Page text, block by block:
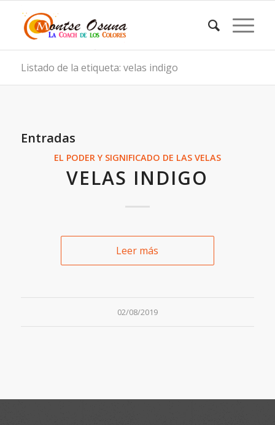
Listado de la etiqueta: velas indigo
Entradas
EL PODER Y SIGNIFICADO DE LAS VELAS
VELAS INDIGO
Leer más
02/08/2019